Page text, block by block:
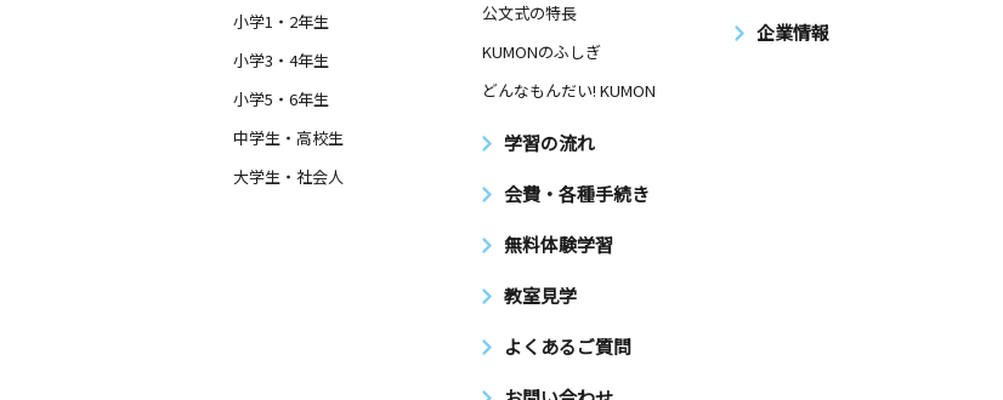
小学1・2年生
小学3・4年生
小学5・6年生
中学生・高校生
大学生・社会人
公文式の特長
KUMONのふしぎ
どんなもんだい! KUMON
学習の流れ
会費・各種手続き
無料体験学習
教室見学
よくあるご質問
企業情報